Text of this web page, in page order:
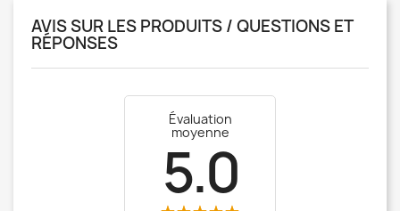
AVIS SUR LES PRODUITS / QUESTIONS ET
RÉPONSES
Évaluation
moyenne
5.0